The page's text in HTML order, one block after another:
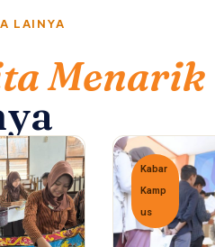
LAINYA
Menarik
Kabar
Kamp
us